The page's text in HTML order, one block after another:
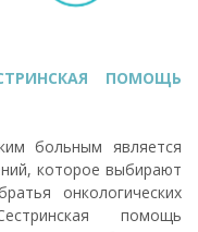
ПОМОЩЬ
больным является
которое выбирают
онкологических
помощь